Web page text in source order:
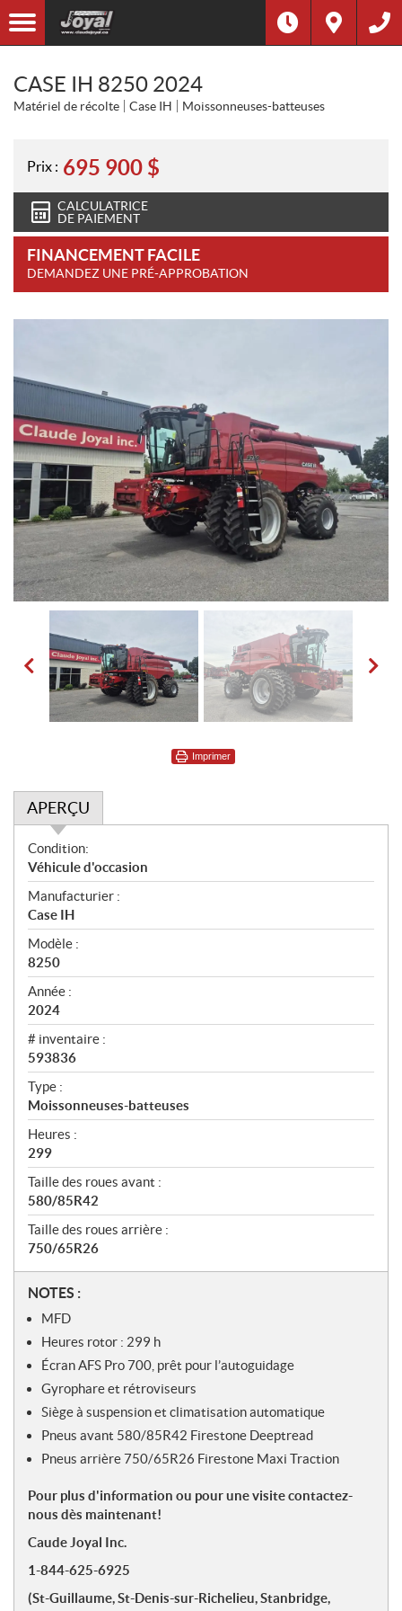
CASE IH 8250 2024
Matériel de récolte Case IH Moissonneuses-batteuses
Prix : 695 900 $
CALCULATRICE
DE PAIEMENT
FINANCEMENT FACILE
DEMANDEZ UNE PRÉ-APPROBATION
Imprimer
APERÇU
A
p
e
r
ç
u
Condition:
Véhicule d'occasion
Manufacturier :
Case IH
Modèle :
8250
Année :
2024
# inventaire :
593836
Type :
Moissonneuses-batteuses
Heures :
299
Taille des roues avant :
580/85R42
Taille des roues arrière :
750/65R26
N
o
s
NOTES :
MFD
Heures rotor : 299 h
Écran AFS Pro 700, prêt pour l’autoguidage
Gyrophare et rétroviseurs
Siège à suspension et climatisation automatique
Pneus avant 580/85R42 Firestone Deeptread
Pneus arrière 750/65R26 Firestone Maxi Traction
Pour plus d'information ou pour une visite contactez-
nous dès maintenant!
Caude Joyal Inc.
1-844-625-6925
(St-Guillaume, St-Denis-sur-Richelieu, Stanbridge,